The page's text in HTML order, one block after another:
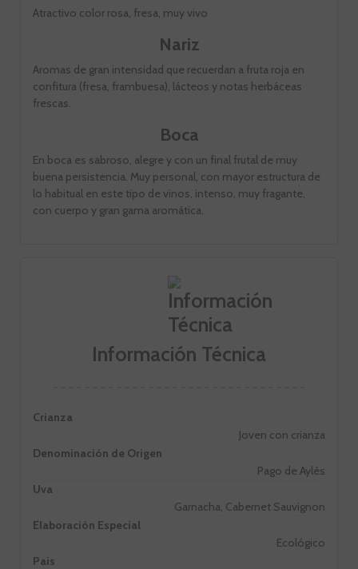
Atractivo color rosa, fresa, muy vivo
Nariz
Aromas de gran intensidad que recuerdan a fruta roja en
confitura (fresa, frambuesa), lácteos y notas herbáceas
frescas.
Boca
En boca es sabroso, alegre y con un final frutal de muy
buena persistencia. Muy personal, con mayor estructura de
lo habitual en este tipo de vinos, intenso, muy fragante,
con cuerpo y gran gama aromática.
Información Técnica
Crianza
Joven con crianza
Denominación de Origen
Pago de Aylés
Uva
Garnacha, Cabernet Sauvignon
Elaboración Especial
Ecológico
Pais